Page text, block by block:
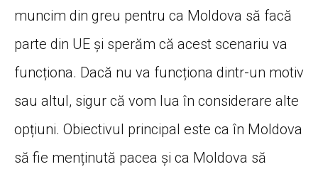
muncim din greu pentru ca Moldova să facă
parte din UE și sperăm că acest scenariu va
funcționa. Dacă nu va funcționa dintr-un motiv
sau altul, sigur că vom lua în considerare alte
opțiuni. Obiectivul principal este ca în Moldova
să fie menținută pacea și ca Moldova să